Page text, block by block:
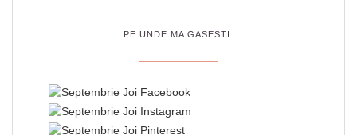
PE UNDE MA GASESTI: